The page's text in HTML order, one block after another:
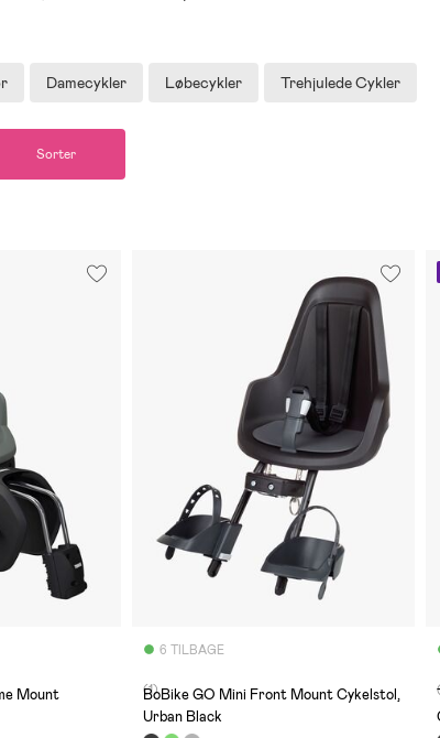
Damecykler Løbecykler Trehjulede Cykler
Sorter
Mount
6 TILBAGE
(1)
BoBike GO Mini Front Mount Cykelstol,
Urban Black